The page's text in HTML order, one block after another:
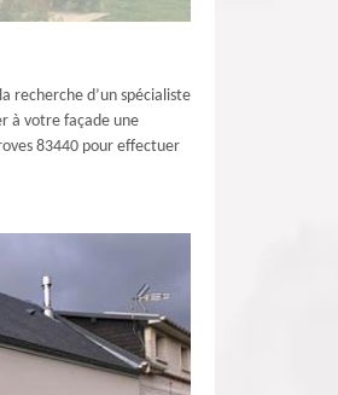
recherche d’un spécialiste
à votre façade une
83440 pour effectuer